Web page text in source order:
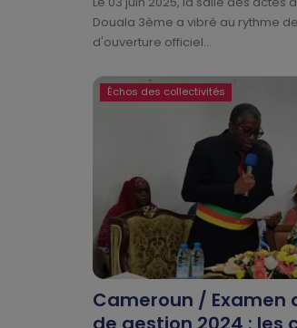
Douala 3ème a vibré au rythme
d'ouverture officiel...
Échos des collectivités
Cameroun / Examen